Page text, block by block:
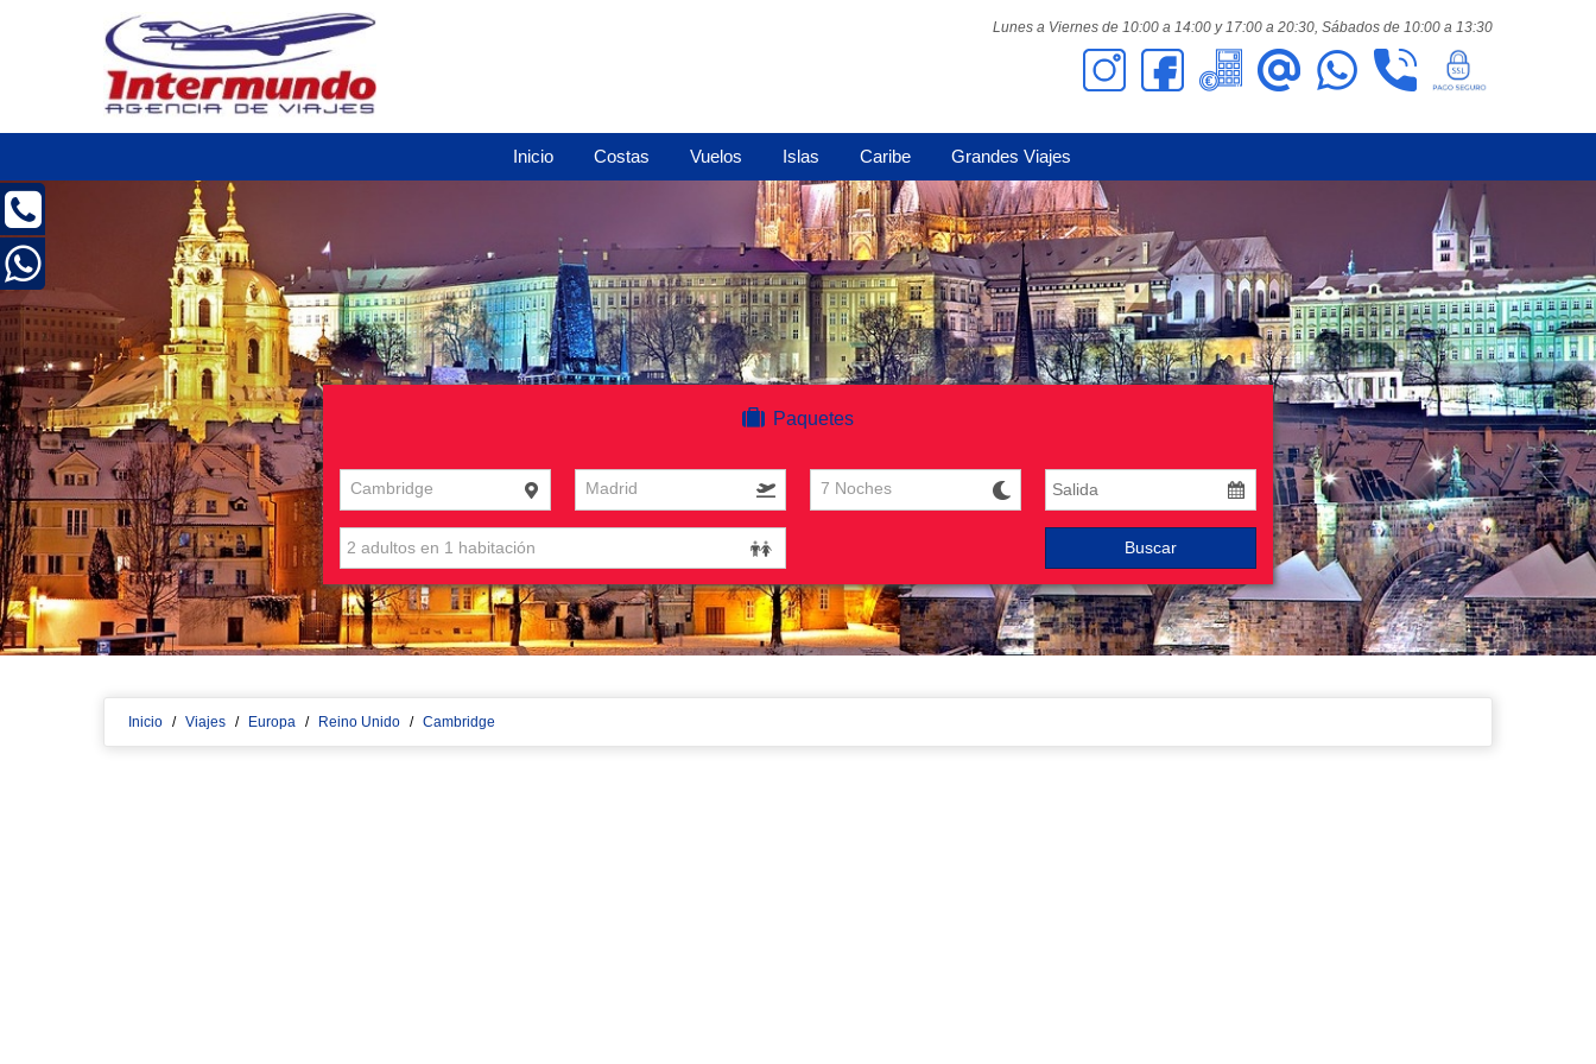
Lunes a Viernes de 10:00 a 14:00 y 17:00 a 20:30, Sábados de 10:00 a 13:30
Inicio Costas Vuelos Islas Caribe Grandes Viajes
Paquetes
Cambridge Madrid 7 Noches
Buscar
Inicio / Viajes / Europa / Reino Unido / Cambridge